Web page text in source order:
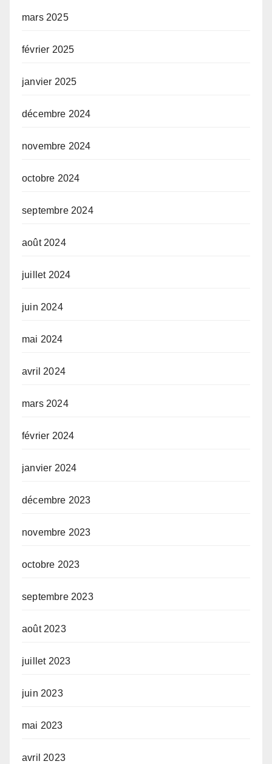
mars 2025
février 2025
janvier 2025
décembre 2024
novembre 2024
octobre 2024
septembre 2024
août 2024
juillet 2024
juin 2024
mai 2024
avril 2024
mars 2024
février 2024
janvier 2024
décembre 2023
novembre 2023
octobre 2023
septembre 2023
août 2023
juillet 2023
juin 2023
mai 2023
avril 2023